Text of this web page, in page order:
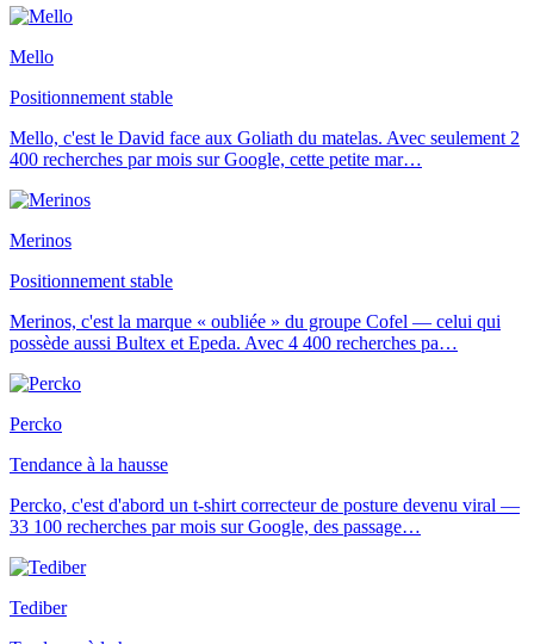
Mello
Positionnement stable
Mello, c'est le David face aux Goliath du matelas. Avec seulement 2
400 recherches par mois sur Google, cette petite mar…
Merinos
Positionnement stable
Merinos, c'est la marque « oubliée » du groupe Cofel — celui qui
possède aussi Bultex et Epeda. Avec 4 400 recherches pa…
Percko
Tendance à la hausse
Percko, c'est d'abord un t-shirt correcteur de posture devenu viral —
33 100 recherches par mois sur Google, des passage…
Tediber